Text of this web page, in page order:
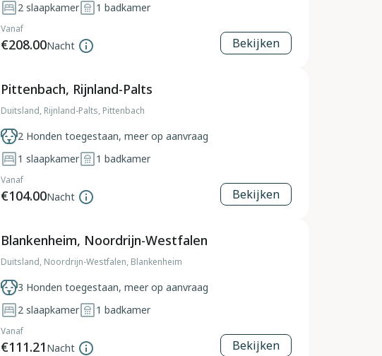
2 slaapkamer 1 badkamer
Vanaf
€208.00Nacht Bekijken
Pittenbach, Rijnland-Palts
Duitsland, Rijnland-Palts, Pittenbach
2 Honden toegestaan, meer op aanvraag
1 slaapkamer 1 badkamer
Vanaf
€104.00Nacht Bekijken
Blankenheim, Noordrijn-Westfalen
Duitsland, Noordrijn-Westfalen, Blankenheim
3 Honden toegestaan, meer op aanvraag
2 slaapkamer 1 badkamer
Vanaf
€111.21 Nacht Bekijken